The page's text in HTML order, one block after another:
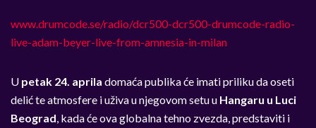
www.drumcode.se/radio/dcr500-dcr500-drumcode-radio-
live-adam-beyer-live-from-amnesia-in-milan
U petak 24. aprila domaća publika će imati priliku da oseti
delić te atmosfere i uživa u njegovom setu u Hangaru u Luci
Beograd , kada će ova globalna tehno zvezda, predstaviti i